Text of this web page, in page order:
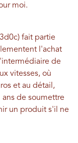
moi.
fait partie
l'achat
de
vitesses, où
et au détail,
de soumettre
un produit s'il ne